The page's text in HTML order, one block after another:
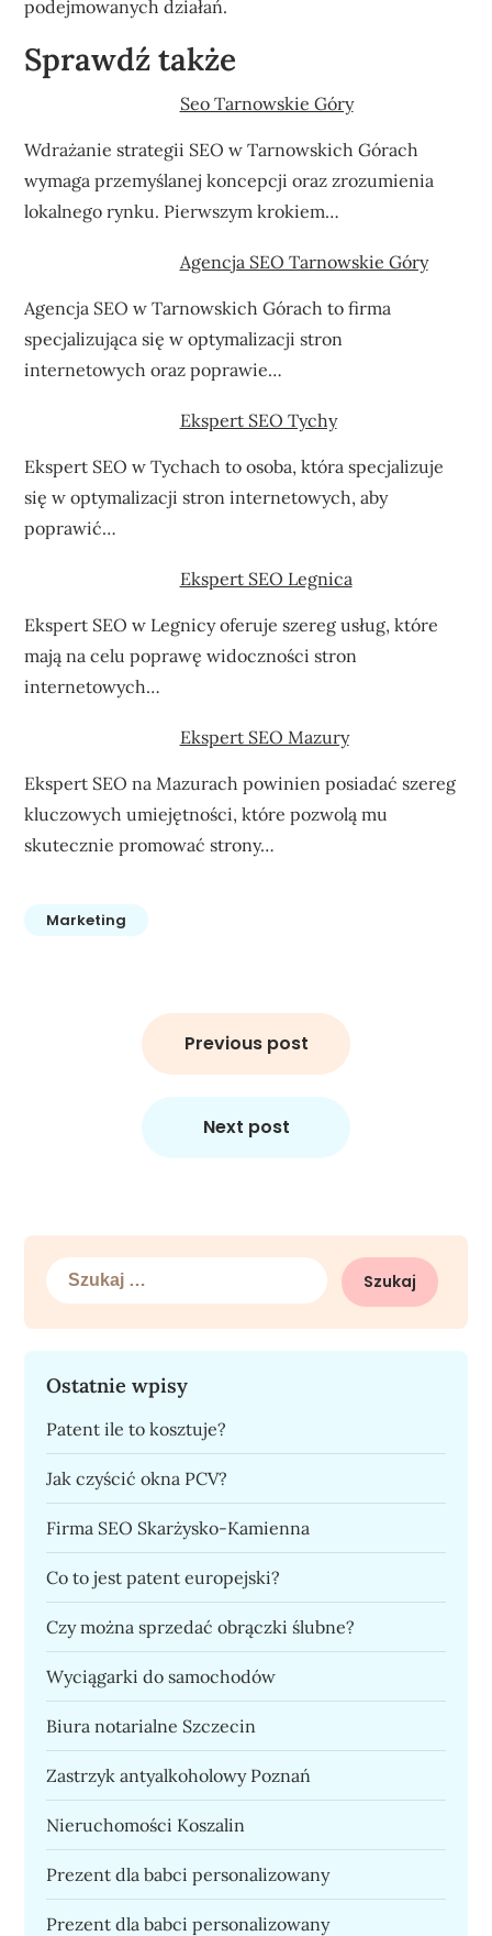
podejmowanych działań.
Sprawdź także
Seo Tarnowskie Góry
Wdrażanie strategii SEO w Tarnowskich Górach
wymaga przemyślanej koncepcji oraz zrozumienia
lokalnego rynku. Pierwszym krokiem…
Agencja SEO Tarnowskie Góry
Agencja SEO w Tarnowskich Górach to firma
specjalizująca się w optymalizacji stron
internetowych oraz poprawie…
Ekspert SEO Tychy
Ekspert SEO w Tychach to osoba, która specjalizuje
się w optymalizacji stron internetowych, aby
poprawić…
Ekspert SEO Legnica
Ekspert SEO w Legnicy oferuje szereg usług, które
mają na celu poprawę widoczności stron
internetowych…
Ekspert SEO Mazury
Ekspert SEO na Mazurach powinien posiadać szereg
kluczowych umiejętności, które pozwolą mu
skutecznie promować strony…
Marketing
Previous post
Next post
Szukaj:
Ostatnie wpisy
Patent ile to kosztuje?
Jak czyścić okna PCV?
Firma SEO Skarżysko-Kamienna
Co to jest patent europejski?
Czy można sprzedać obrączki ślubne?
Wyciągarki do samochodów
Biura notarialne Szczecin
Zastrzyk antyalkoholowy Poznań
Nieruchomości Koszalin
Prezent dla babci personalizowany
Prezent dla babci personalizowany